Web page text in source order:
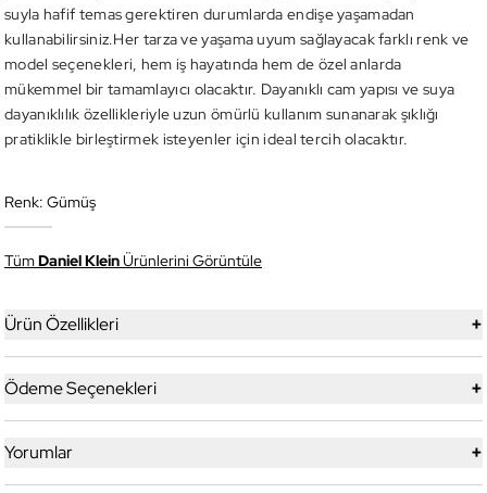
suyla hafif temas gerektiren durumlarda endişe yaşamadan
kullanabilirsiniz.Her tarza ve yaşama uyum sağlayacak farklı renk ve
model seçenekleri, hem iş hayatında hem de özel anlarda
mükemmel bir tamamlayıcı olacaktır. Dayanıklı cam yapısı ve suya
dayanıklılık özellikleriyle uzun ömürlü kullanım sunanarak şıklığı
pratiklikle birleştirmek isteyenler için ideal tercih olacaktır.
Renk: Gümüş
TümDaniel KleinÜrünlerini Görüntüle
Ürün Özellikleri +
Ödeme Seçenekleri +
Yorumlar +